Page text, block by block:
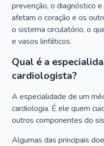
prevenção, o diagnóstico
afetam o coração e os
o sistema circulatório, o
e vasos linfáticos.
Qual é a
cardiologista?
A especialidade de um
cardiologia. É ele quem
outros componentes do
Algumas das principais